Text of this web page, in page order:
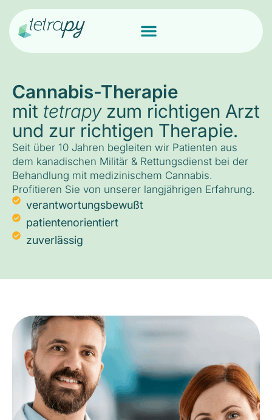
Cannabis-Therapie
mit tetrapyzum richtigen Arzt
und zur richtigen Therapie.
Seit über 10 Jahren begleiten wir Patienten aus
dem kanadischen Militär & Rettungsdienst bei der
Behandlung mit medizinischem Cannabis.
Profitieren Sie von unserer langjährigen Erfahrung.
verantwortungsbewußt
patientenorientiert
zuverlässig